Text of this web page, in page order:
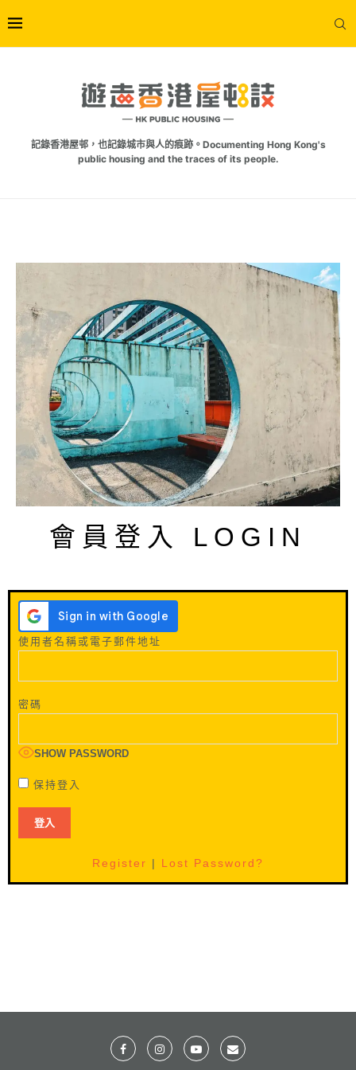
記錄香港屋邨，也記錄城市與人的痕跡。Documenting Hong Kong's
public housing and the traces of its people.
會員登入 LOGIN
使用者名稱或電子郵件地址
密碼
SHOW PASSWORD
保持登入
Register | Lost Password?